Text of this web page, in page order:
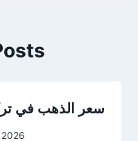
سعر الذهب في تركيا اليوم